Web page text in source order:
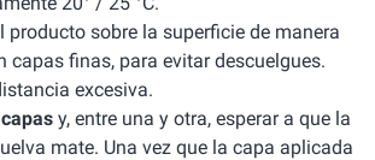
producto sobre la superficie de manera
capas finas, para evitar descuelgues.
excesiva.
y, entre una y otra, esperar a que la
mate. Una vez que la capa aplicada